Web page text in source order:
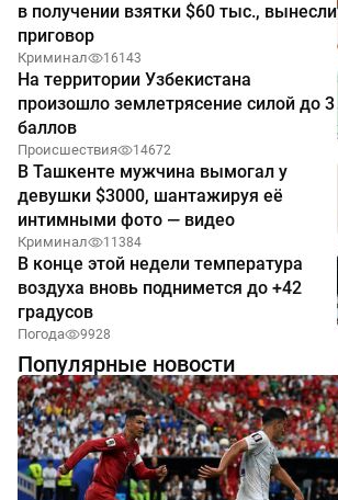
в получении взятки $60 тыс., вынесли
приговор
Криминал 16143
На территории Узбекистана
произошло землетрясение силой до 3
баллов
Происшествия 14672
В Ташкенте мужчина вымогал у
девушки $3000, шантажируя её
интимными фото — видео
Криминал 11384
В конце этой недели температура
воздуха вновь поднимется до +42
градусов
Погода 9928
Популярные новости